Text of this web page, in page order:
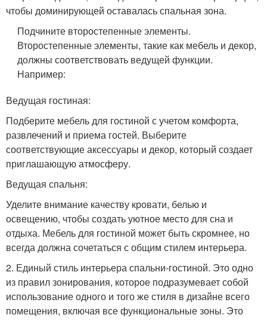
чтобы доминирующей оставалась спальная зона.
Подчините второстепенные элементы.
Второстепенные элементы, такие как мебель и декор,
должны соответствовать ведущей функции.
Например:
Ведущая гостиная:
Подберите мебель для гостиной с учетом комфорта,
развлечений и приема гостей. Выберите
соответствующие аксессуары и декор, который создает
приглашающую атмосферу.
Ведущая спальня:
Уделите внимание качеству кровати, белью и
освещению, чтобы создать уютное место для сна и
отдыха. Мебель для гостиной может быть скромнее, но
всегда должна сочетаться с общим стилем интерьера.
2. Единый стиль интерьера спальни-гостиной. Это одно
из правил зонирования, которое подразумевает собой
использование одного и того же стиля в дизайне всего
помещения, включая все функциональные зоны. Это